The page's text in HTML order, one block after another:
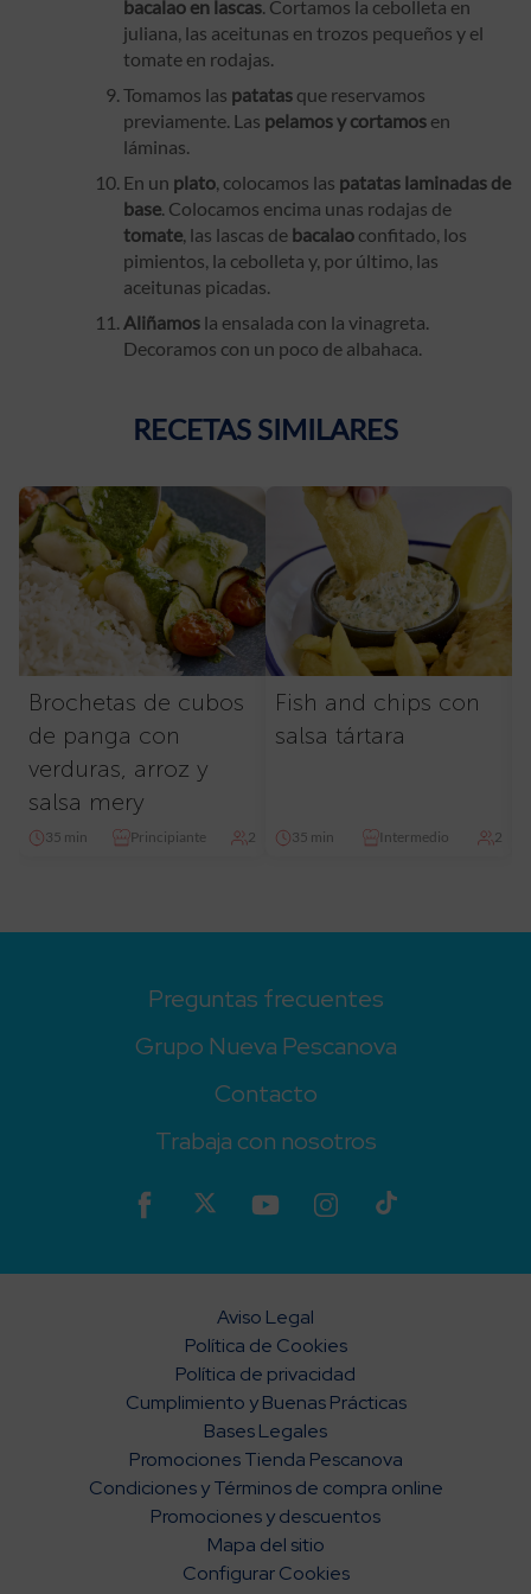
bacalao en lascas. Cortamos la cebolleta en
juliana, las aceitunas en trozos pequeños y el
tomate en rodajas.
Tomamos las patatas que reservamos
previamente. Las pelamos y cortamos en
láminas.
En un plato, colocamos las patatas laminadas de
base. Colocamos encima unas rodajas de
tomate, las lascas de bacalao confitado, los
pimientos, la cebolleta y, por último, las
aceitunas picadas.
Aliñamos la ensalada con la vinagreta.
Decoramos con un poco de albahaca.
RECETAS SIMILARES
Brochetas de cubos
de panga con
verduras, arroz y
salsa mery
35 min Principiante 2
Fish and chips con
salsa tártara
35 min Intermedio 2
Preguntas frecuentes
Grupo Nueva Pescanova
Contacto
Trabaja con nosotros
Aviso Legal
Política de Cookies
Política de privacidad
Cumplimiento y Buenas Prácticas
Bases Legales
Promociones Tienda Pescanova
Condiciones y Términos de compra online
Promociones y descuentos
Mapa del sitio
Configurar Cookies